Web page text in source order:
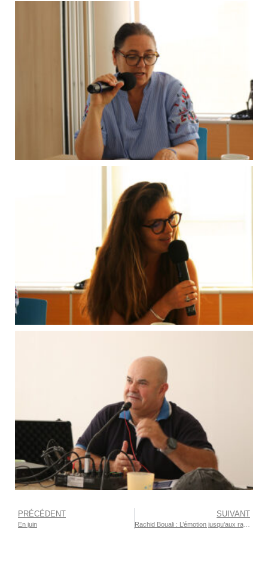
PRÉCÉDENT
En juin
SUIVANT
Rachid Bouali : L’émotion jusqu’aux racines